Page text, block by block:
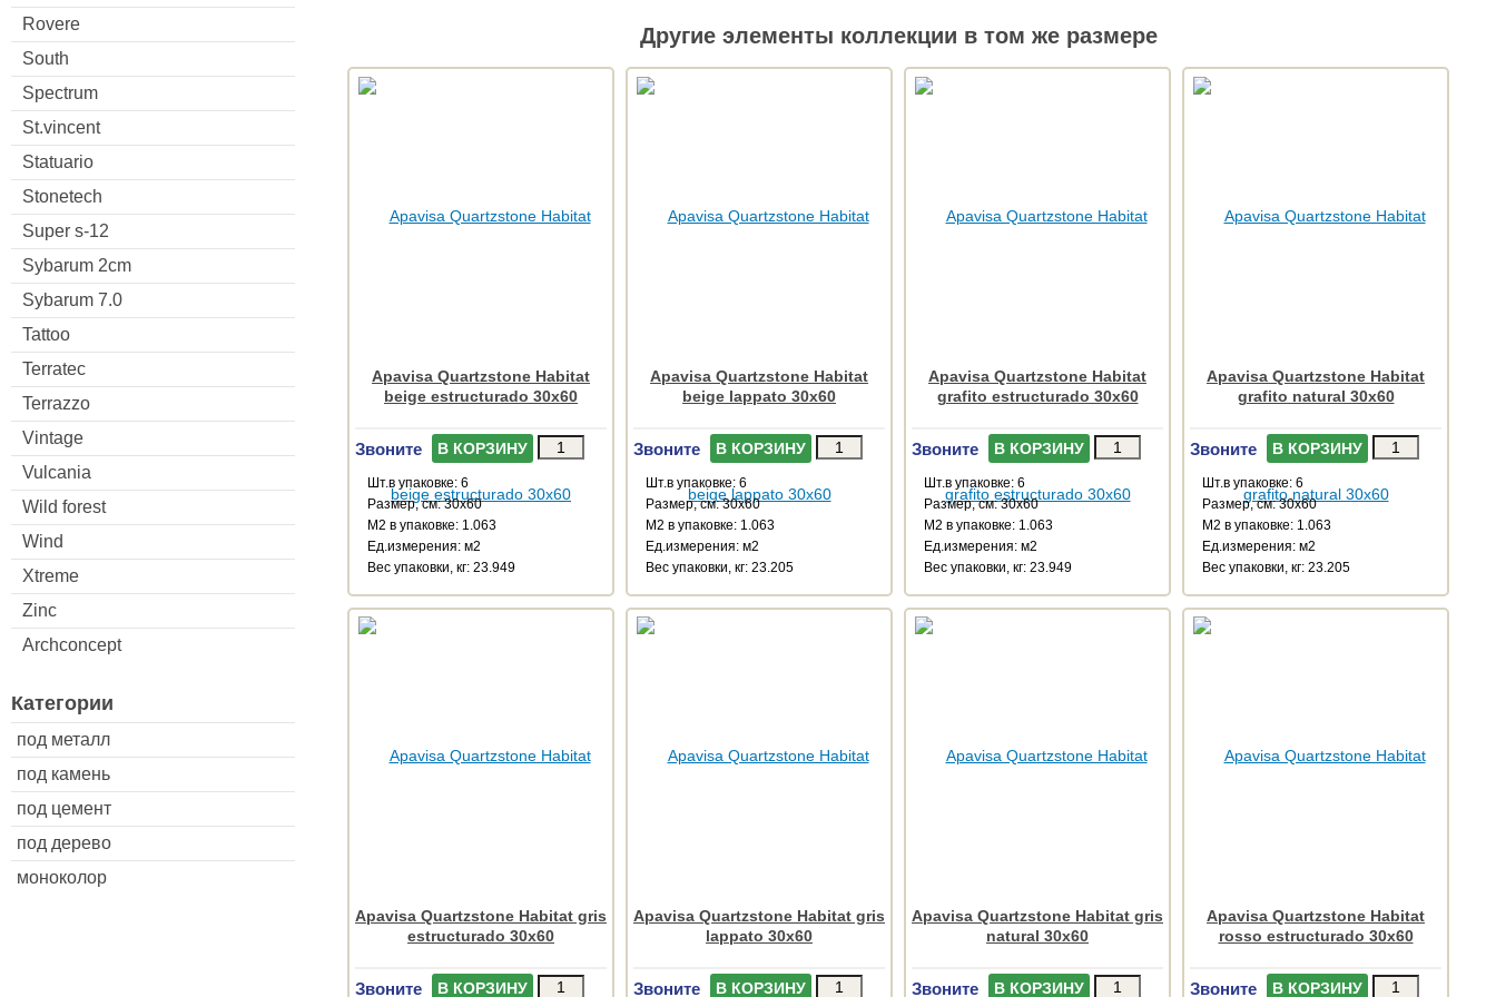
Rovere
South
Spectrum
St.vincent
Statuario
Stonetech
Super s-12
Sybarum 2cm
Sybarum 7.0
Tattoo
Terratec
Terrazzo
Vintage
Vulcania
Wild forest
Wind
Xtreme
Zinc
Archconcept
Категории
под металл
под камень
под цемент
под дерево
моноколор
Другие элементы коллекции в том же размере
Apavisa Quartzstone Habitat
beige estructurado 30x60
Звоните В КОРЗИНУ
Шт.в упаковке: 6
Размер, см: 30x60
М2 в упаковке: 1.063
Ед.измерения: м2
Веc упаковки, кг: 23.949
Apavisa Quartzstone Habitat
beige lappato 30x60
Звоните В КОРЗИНУ
Шт.в упаковке: 6
Размер, см: 30x60
М2 в упаковке: 1.063
Ед.измерения: м2
Веc упаковки, кг: 23.205
Apavisa Quartzstone Habitat
grafito estructurado 30x60
Звоните В КОРЗИНУ
Шт.в упаковке: 6
Размер, см: 30x60
М2 в упаковке: 1.063
Ед.измерения: м2
Веc упаковки, кг: 23.949
Apavisa Quartzstone Habitat
grafito natural 30x60
Звоните В КОРЗИНУ
Шт.в упаковке: 6
Размер, см: 30x60
М2 в упаковке: 1.063
Ед.измерения: м2
Веc упаковки, кг: 23.205
Apavisa Quartzstone Habitat gris
estructurado 30x60
Звоните В КОРЗИНУ
Apavisa Quartzstone Habitat gris
lappato 30x60
Звоните В КОРЗИНУ
Apavisa Quartzstone Habitat gris
natural 30x60
Звоните В КОРЗИНУ
Apavisa Quartzstone Habitat
rosso estructurado 30x60
Звоните В КОРЗИНУ